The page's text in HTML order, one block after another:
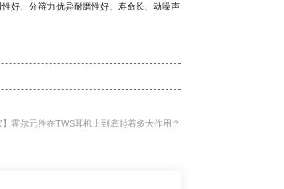
好、分辩力优异耐磨性好、寿命长、动噪声
霍尔元件在TWS耳机上到底起着多大作用？